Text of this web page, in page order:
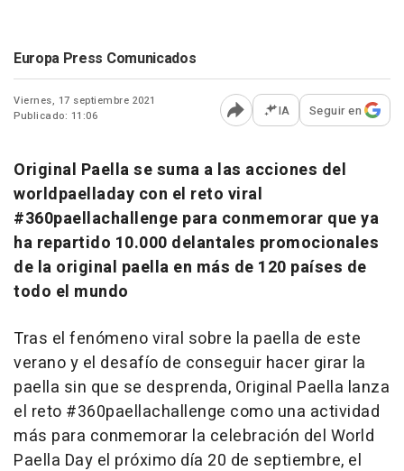
Europa Press Comunicados
Viernes, 17 septiembre 2021
Publicado: 11:06
Abrir opciones para
IA Seguir en
Original Paella se suma a las acciones del
worldpaelladay con el reto viral
#360paellachallenge para conmemorar que ya
ha repartido 10.000 delantales promocionales
de la original paella en más de 120 países de
todo el mundo
Tras el fenómeno viral sobre la paella de este
verano y el desafío de conseguir hacer girar la
paella sin que se desprenda, Original Paella lanza
el reto #360paellachallenge como una actividad
más para conmemorar la celebración del World
Paella Day el próximo día 20 de septiembre, el